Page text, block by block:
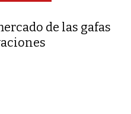
de las gafas